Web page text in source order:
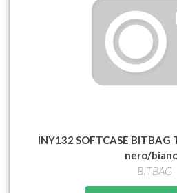
INY132 SOFTCASE BITBAG
nero/
BITBAG